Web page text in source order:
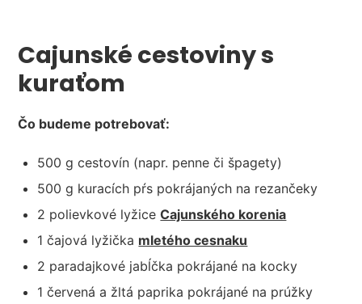
Cajunské ​cestoviny s
kuraťom
Čo budeme potrebovať:
500 g cestovín (napr. penne či špagety)
500 g kuracích pŕs pokrájaných na rezančeky
2 polievkové lyžiceCajunského korenia
1 čajová lyžička mletého cesnaku
2 paradajkové jabĺčka pokrájané na kocky
1 červená a žltá paprika pokrájané na prúžky